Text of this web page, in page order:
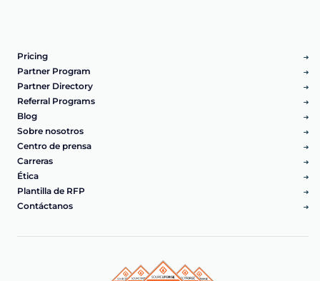
Pricing
Partner Program
Partner Directory
Referral Programs
Blog
Sobre nosotros
Centro de prensa
Carreras
Ética
Plantilla de RFP
Contáctanos